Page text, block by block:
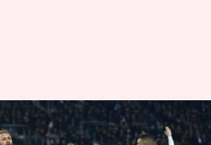
ప్యారిస్ మ్యాచ్